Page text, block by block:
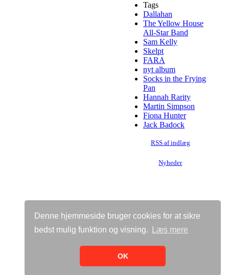
Denne hjemmeside bruger cookies for at sikre
bedst mulig funktion og visning.
Læs mere
OK
Tags
Dallahan
The Yellow House
All-Star Band
Sam Kelly
Skelpt
FARA
nyt album
Socks in the Frying
Pan
Hannah Rarity
Martin Simpson
Fiona Hunter
Jack Badock
RSS af indlæg
Nyheder
Vis almindelig hjemmeside
Bricksite.com